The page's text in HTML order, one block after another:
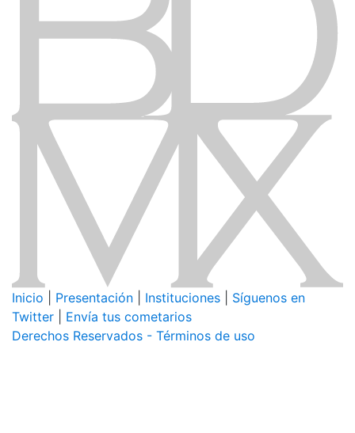
Inicio Presentación Instituciones
Síguenos en
Twitter
Envía tus cometarios
Derechos Reservados - Términos de uso